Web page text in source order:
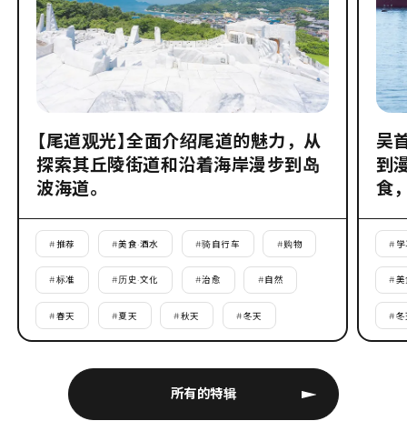
所有的特辑
【尾道观光】全面介绍尾道的魅力，从
探索其丘陵街道和沿着海岸漫步到岛
波海道。
#推荐 #美食·酒水 #骑自行车 #购物
#标准 #历史·文化 #治愈 #自然
#春天 #夏天 #秋天 #冬天
吴
到
食
# 学
#美
#冬